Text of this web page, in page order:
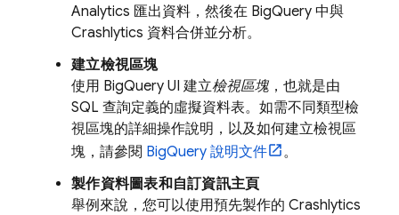
Analytics 匯出資料，然後在 BigQuery 中與
Crashlytics 資料合併並分析。
建立檢視區塊
使用 BigQuery UI 建立檢視區塊 ，也就是由
SQL 查詢定義的虛擬資料表。如需不同類型檢
視區塊的詳細操作說明，以及如何建立檢視區
塊，請參閱 BigQuery 說明文件
。
製作資料圖表和自訂資訊主頁
舉例來說，您可以使用預先製作的 Crashlytics